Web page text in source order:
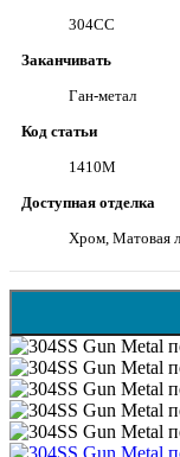
304СС
Заканчивать
Ган-метал
Код статьи
1410М
Доступная отделка
Хром, Матовая